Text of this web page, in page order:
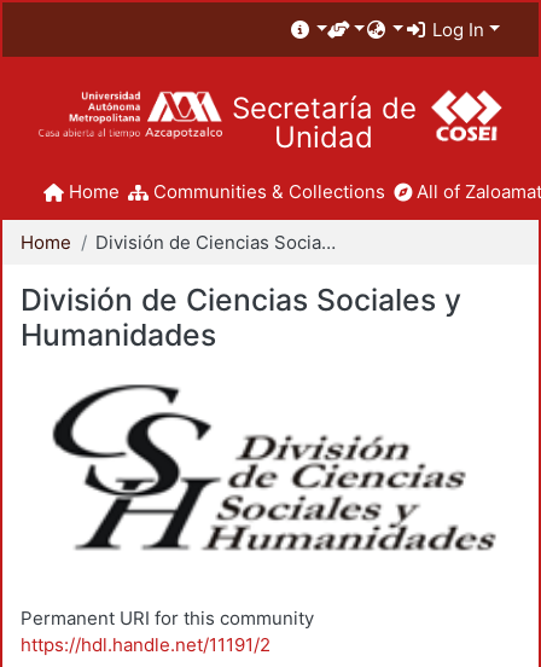
Log In
Secretaría de
Unidad
Home Communities & Collections All of
Home División de Ciencias Sociales y Humanidades
División de Ciencias Sociales y
Humanidades
Permanent URI for this community
https://hdl.handle.net/11191/2